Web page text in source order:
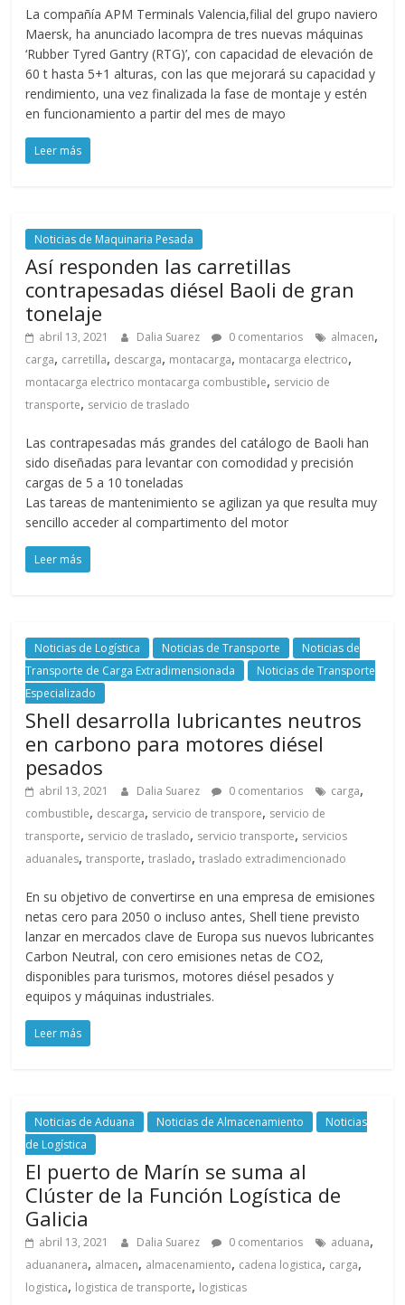
La compañía APM Terminals Valencia,filial del grupo naviero
Maersk, ha anunciado lacompra de tres nuevas máquinas
‘Rubber Tyred Gantry (RTG)’, con capacidad de elevación de
60 t hasta 5+1 alturas, con las que mejorará su capacidad y
rendimiento, una vez finalizada la fase de montaje y estén
en funcionamiento a partir del mes de mayo
Leer más
Noticias de Maquinaria Pesada
Así responden las carretillas
contrapesadas diésel Baoli de gran
tonelaje
abril 13, 2021 Dalia Suarez 0 comentarios almacen,
carga, carretilla, descarga, montacarga, montacarga electrico,
montacarga electrico montacarga combustible, servicio de
transporte, servicio de traslado
Las contrapesadas más grandes del catálogo de Baoli han
sido diseñadas para levantar con comodidad y precisión
cargas de 5 a 10 toneladas
Las tareas de mantenimiento se agilizan ya que resulta muy
sencillo acceder al compartimento del motor
Leer más
Noticias de Logística Noticias de Transporte
Noticias de
Transporte de Carga Extradimensionada
Noticias de Transporte
Especializado
Shell desarrolla lubricantes neutros
en carbono para motores diésel
pesados
abril 13, 2021 Dalia Suarez 0 comentarios carga,
combustible, descarga, servicio de transpore, servicio de
transporte, servicio de traslado, servicio transporte, servicios
aduanales,transporte,traslado,traslado extradimencionado
En su objetivo de convertirse en una empresa de emisiones
netas cero para 2050 o incluso antes, Shell tiene previsto
lanzar en mercados clave de Europa sus nuevos lubricantes
Carbon Neutral, con cero emisiones netas de CO2,
disponibles para turismos, motores diésel pesados y
equipos y máquinas industriales.
Leer más
Noticias de Aduana Noticias de Almacenamiento
Noticias
de Logística
El puerto de Marín se suma al
Clúster de la Función Logística de
Galicia
abril 13, 2021 Dalia Suarez 0 comentarios aduana,
aduananera, almacen, almacenamiento, cadena logistica, carga,
logistica, logistica de transporte, logisticas